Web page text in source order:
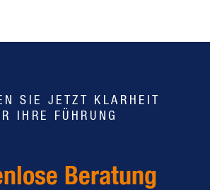
SIE JETZT KLARHEIT
IHRE FÜHRUNG
Beratung